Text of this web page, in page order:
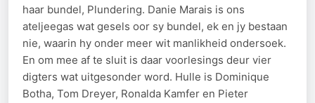
haar bundel, Plundering. Danie Marais is ons
ateljeegas wat gesels oor sy bundel, ek en jy bestaan
nie, waarin hy onder meer wit manlikheid ondersoek.
En om mee af te sluit is daar voorlesings deur vier
digters wat uitgesonder word. Hulle is Dominique
Botha, Tom Dreyer, Ronalda Kamfer en Pieter